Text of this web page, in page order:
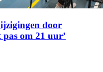
door
om 21 uur’